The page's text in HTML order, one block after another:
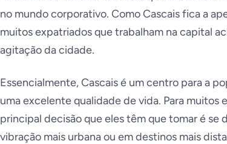
no mundo corporativo. Como Cascais fica a
muitos expatriados que trabalham na capital
agitação da cidade.
Essencialmente, Cascais é um centro para a
uma excelente qualidade de vida. Para muitos
principal decisão que eles têm que tomar é se
vibração mais urbana ou em destinos mais